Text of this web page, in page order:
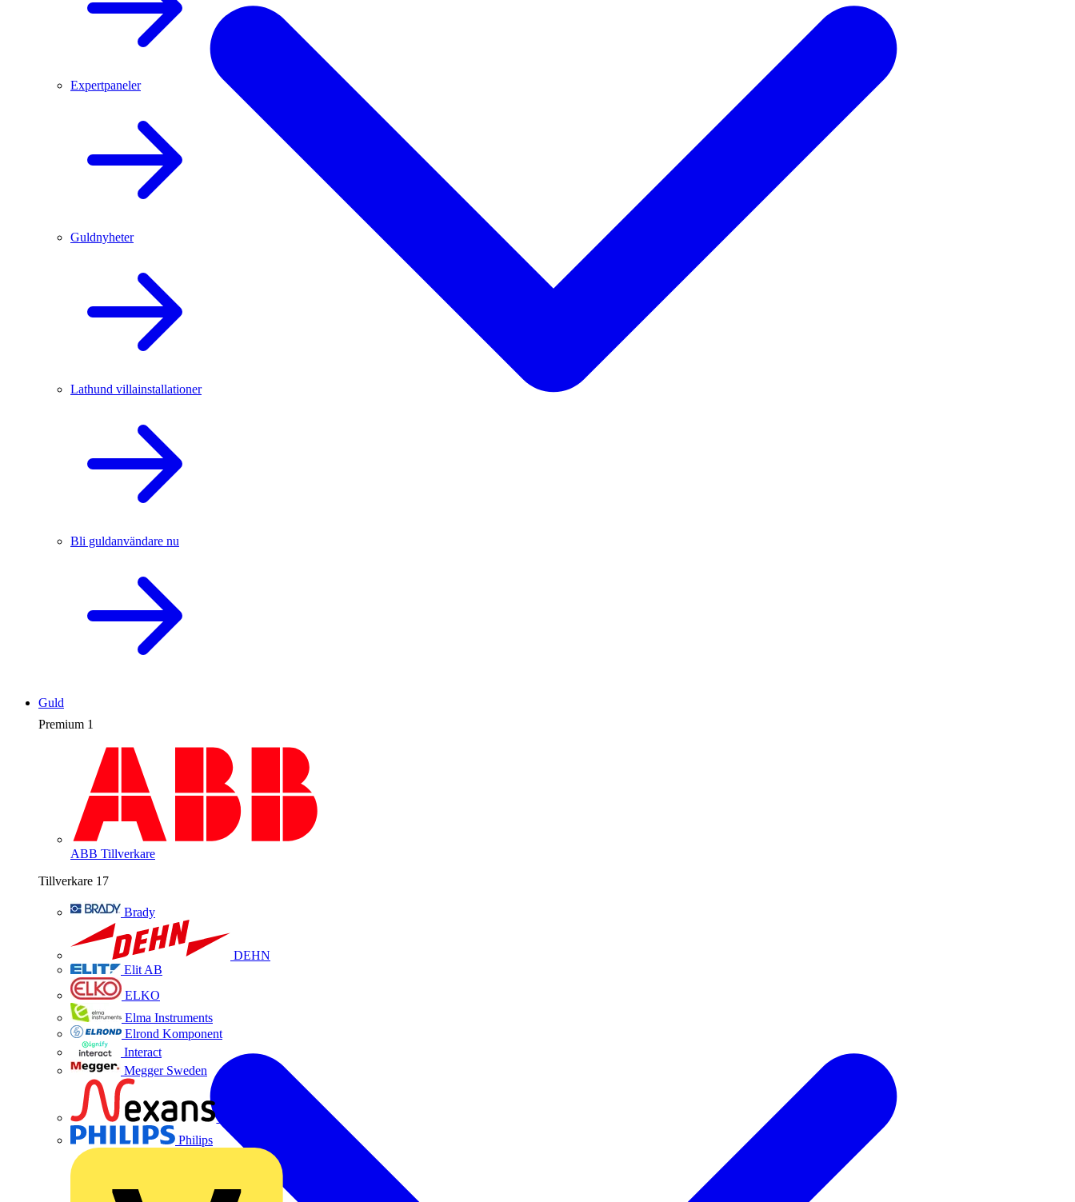
Premium 1
ABB Tillverkare
Tillverkare 17
Brady
DEHN
Elit AB
ELKO
Elma Instruments
Elrond Komponent
Interact
Megger Sweden
Philips
Guld
Expertpaneler
Guldnyheter
Lathund villainstallationer
Bli guldanvändare nu